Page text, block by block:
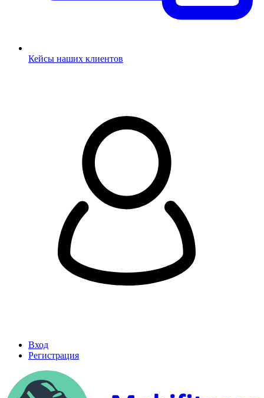
Кейсы наших клиентов
Вход
Регистрация